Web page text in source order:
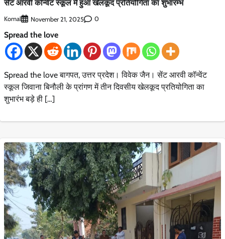
सेंट आरवी कॉन्वेंट स्कूल में हुआ खेलकूद प्रतियोगिता का शुभारम्भ
Komal November 21, 2025 0
Spread the love
Spread the love बागपत, उत्तर प्रदेश। विवेक जैन। सेंट आरवी कॉन्वेंट
स्कूल जिवाना बिनौली के प्रांगण में तीन दिवसीय खेलकूद प्रतियोगिता का
शुभारंभ बड़े ही […]